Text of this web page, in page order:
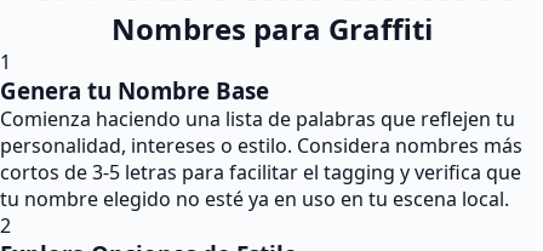
Nombres para Graffiti
1
Genera tu Nombre Base
Comienza haciendo una lista de palabras que reflejen tu
personalidad, intereses o estilo. Considera nombres más
cortos de 3-5 letras para facilitar el tagging y verifica que
tu nombre elegido no esté ya en uso en tu escena local.
2